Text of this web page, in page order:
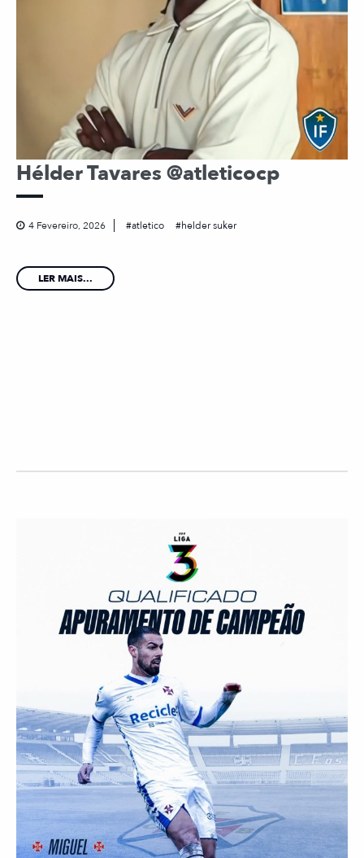
Hélder Tavares @atleticocp
4 Fevereiro, 2026 atletico helder suker
LER MAIS...